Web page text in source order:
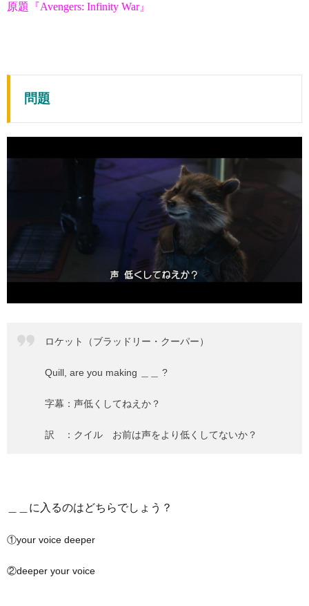
原題『Avengers: Infinity War』
問題
ロケット（ブラッドリー・クーパー）
Quill, are you making ＿＿ ?
字幕：声低くしてねえか？
訳 ：クイル お前は声をより低くしてないか？
＿＿に入るのはどちらでしょう？
①your voice deeper
②deeper your voice